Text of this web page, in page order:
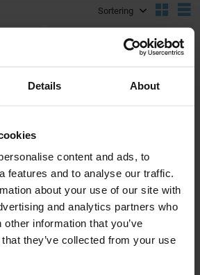
Details About
content and ads, to
features and to analyse our traffic.
about your use of our site with
and analytics partners who
information that you’ve
they’ve collected from your use
201
Backspegel 12"
klämfäste Universal
04-82-101
249KR
Lägg